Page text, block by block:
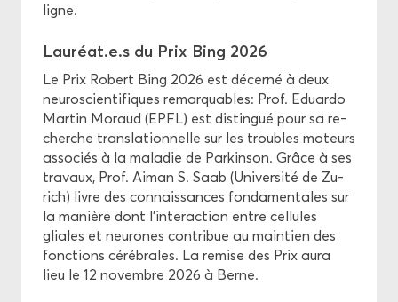
ligne.
Lau­réat.e.s du Prix Bing 2026
Le Prix Ro­bert Bing 2026 est dé­cer­né à deux
neu­ros­cien­ti­fiques re­mar­quables: Prof. Eduar­do
Mar­tin Mo­raud (EPFL) est dis­tin­gué pour sa re­
cherche trans­la­tion­nelle sur les troubles mo­teurs
as­so­ciés à la ma­la­die de Par­kin­son. Grâce à ses
tra­vaux, Prof. Aiman S. Saab (Uni­ver­si­té de Zu­
rich) livre des connais­sances fon­da­men­tales sur
la ma­nière dont l’in­ter­ac­tion entre cel­lules
gliales et neu­rones contri­bue au main­tien des
fonc­tions cé­ré­brales. La re­mise des Prix aura
lieu le 12 no­vembre 2026 à Berne.